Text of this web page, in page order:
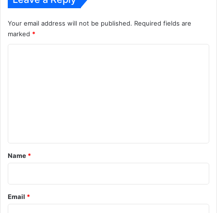
Your email address will not be published. Required fields are
marked *
*
Name *
Email *